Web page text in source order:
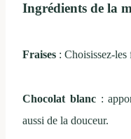
Ingrédients de la
Fraises : Choisissez-les
Chocolat blanc:
aussi de la douceur.